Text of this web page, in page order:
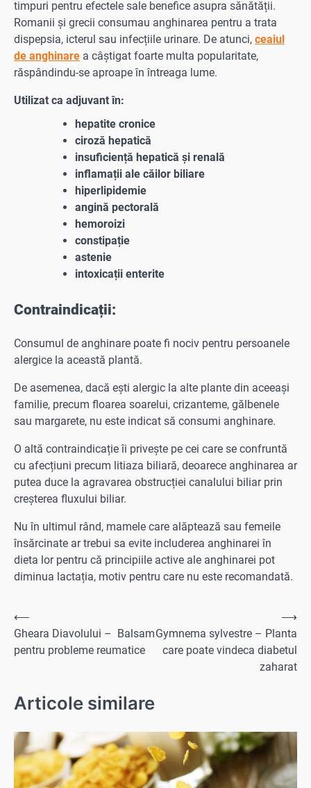
timpuri pentru efectele sale benefice asupra sănătății.
Romanii și grecii consumau anghinarea pentru a trata
dispepsia, icterul sau infecțiile urinare. De atunci, ceaiul
de anghinare a câștigat foarte multa popularitate,
răspândindu-se aproape în întreaga lume.
Utilizat ca adjuvant în:
hepatite cronice
ciroză hepatică
insuficiență hepatică și renală
inflamații ale căilor biliare
hiperlipidemie
angină pectorală
hemoroizi
constipație
astenie
intoxicații enterite
Contraindicații:
Consumul de anghinare poate fi nociv pentru persoanele
alergice la această plantă.
De asemenea, dacă ești alergic la alte plante din aceeași
familie, precum floarea soarelui, crizanteme, gălbenele
sau margarete, nu este indicat să consumi anghinare.
O altă contraindicație îi privește pe cei care se confruntă
cu afecțiuni precum litiaza biliară, deoarece anghinarea ar
putea duce la agravarea obstrucției canalului biliar prin
creșterea fluxului biliar.
Nu în ultimul rând, mamele care alăptează sau femeile
însărcinate ar trebui sa evite includerea anghinarei în
dieta lor pentru că principiile active ale anghinarei pot
diminua lactația, motiv pentru care nu este recomandată.
Navigare
în
articole
⟵
Gheara Diavolului – Balsam
pentru probleme reumatice
Gymnema sylvestre – Planta
care poate vindeca diabetul
zaharat
⟶
Articole similare